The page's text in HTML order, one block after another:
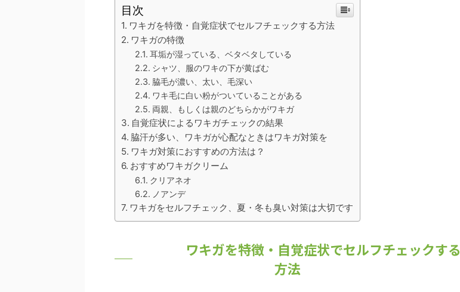
目次
ワキガを特徴・自覚症状でセルフチェックする方法
ワキガの特徴
耳垢が湿っている、ベタベタしている
シャツ、服のワキの下が黄ばむ
脇毛が濃い、太い、毛深い
ワキ毛に白い粉がついていることがある
両親、もしくは親のどちらかがワキガ
自覚症状によるワキガチェックの結果
脇汗が多い、ワキガが心配なときはワキガ対策を
ワキガ対策におすすめの方法は？
おすすめワキガクリーム
クリアネオ
ノアンデ
ワキガをセルフチェック、夏・冬も臭い対策は大切です
ワキガを特徴・自覚症状でセルフチェックする
方法